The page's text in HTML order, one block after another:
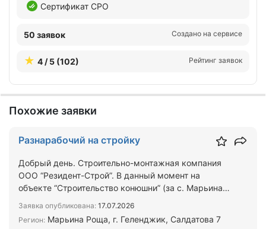
Сертификат СРО
50 заявок Создано на сервисе
4 / 5 (102) Рейтинг заявок
Похожие заявки
Разнарабочий на стройку
Добрый день. Строительно-монтажная компания
ООО “Резидент-Строй”. В данный момент на
объекте “Строительство конюшни” (за с. Марьина
Заявка опубликована: 17.07.2026
Регион: Марьина Роща, г. Геленджик, Салдатова 7